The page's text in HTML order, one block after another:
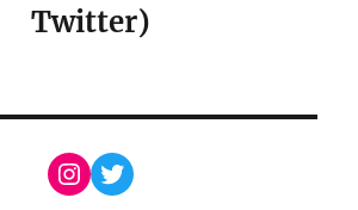
Twitter)
Instagram
Twitter